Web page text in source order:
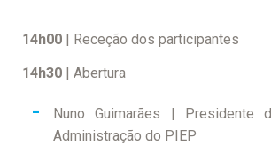
14h00 | Receção dos participantes
14h30 | Abertura
Nuno Guimarães | Presidente
Administração do PIEP